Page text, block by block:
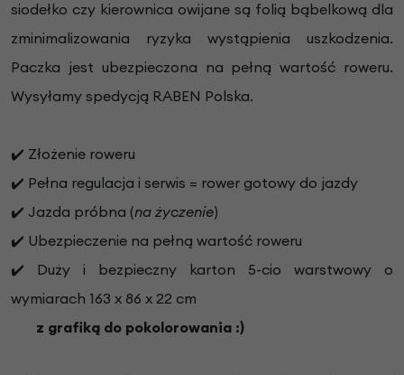
siodełko czy kierownica owijane są folią bąbelkową dla
zminimalizowania ryzyka wystąpienia uszkodzenia.
Paczka jest ubezpieczona na pełną wartość roweru.
Wysyłamy spedycją RABEN Polska.
✔️ Złożenie roweru
✔️ Pełna regulacja i serwis = rower gotowy do jazdy
✔️ Jazda próbna (na życzenie)
✔️ Ubezpieczenie na pełną wartość roweru
✔️ Duży i bezpieczny karton 5-cio warstwowy o
wymiarach 163 x 86 x 22 cm
z grafiką do pokolorowania :)